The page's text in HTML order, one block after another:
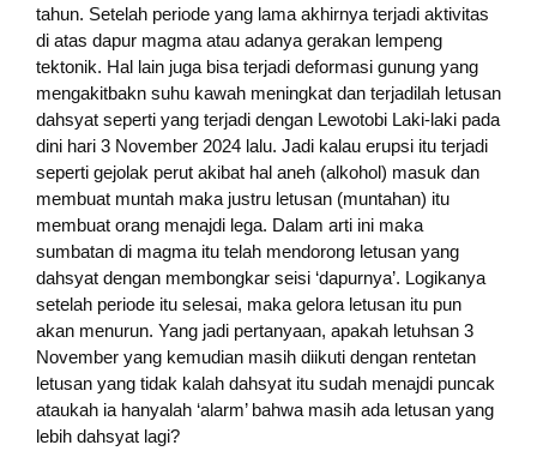
tahun. Setelah periode yang lama akhirnya terjadi aktivitas
di atas dapur magma atau adanya gerakan lempeng
tektonik. Hal lain juga bisa terjadi deformasi gunung yang
mengakitbakn suhu kawah meningkat dan terjadilah letusan
dahsyat seperti yang terjadi dengan Lewotobi Laki-laki pada
dini hari 3 November 2024 lalu. Jadi kalau erupsi itu terjadi
seperti gejolak perut akibat hal aneh (alkohol) masuk dan
membuat muntah maka justru letusan (muntahan) itu
membuat orang menajdi lega. Dalam arti ini maka
sumbatan di magma itu telah mendorong letusan yang
dahsyat dengan membongkar seisi ‘dapurnya’. Logikanya
setelah periode itu selesai, maka gelora letusan itu pun
akan menurun. Yang jadi pertanyaan, apakah letuhsan 3
November yang kemudian masih diikuti dengan rentetan
letusan yang tidak kalah dahsyat itu sudah menajdi puncak
ataukah ia hanyalah ‘alarm’ bahwa masih ada letusan yang
lebih dahsyat lagi?